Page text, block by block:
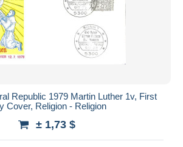
Republic 1979 Martin Luther 1v, First
Cover, Religion - Religion
± 1,73 $